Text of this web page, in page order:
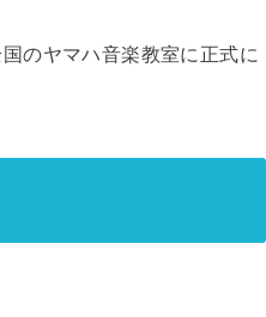
のヤマハ音楽教室に正式に